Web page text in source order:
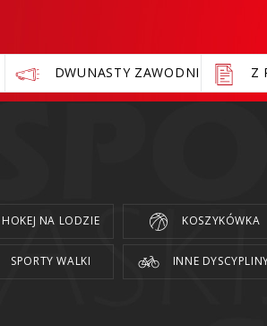
DWUNASTY ZAWODNIK Z
HOKEJ NA LODZIE KOSZYKÓWKA
SPORTY WALKI INNE